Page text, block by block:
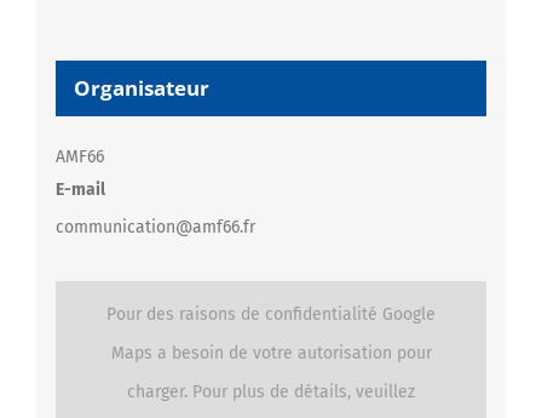
Organisateur
AMF66
E-mail
communication@amf66.fr
Pour des raisons de confidentialité Google
Maps a besoin de votre autorisation pour
charger. Pour plus de détails, veuillez